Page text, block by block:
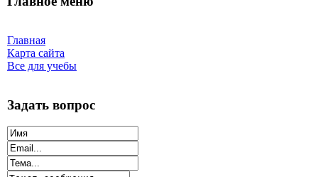
Главная
Карта сайта
Все для учебы
Задать вопрос